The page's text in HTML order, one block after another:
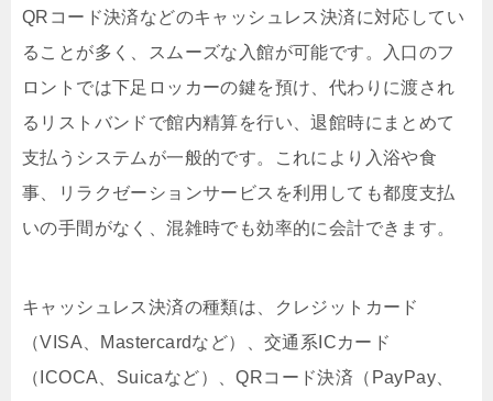
QRコード決済などのキャッシュレス決済に対応してい
ることが多く、スムーズな入館が可能です。入口のフ
ロントでは下足ロッカーの鍵を預け、代わりに渡され
るリストバンドで館内精算を行い、退館時にまとめて
支払うシステムが一般的です。これにより入浴や食
事、リラクゼーションサービスを利用しても都度支払
いの手間がなく、混雑時でも効率的に会計できます。
キャッシュレス決済の種類は、クレジットカード
（VISA、Mastercardなど）、交通系ICカード
（ICOCA、Suicaなど）、QRコード決済（PayPay、